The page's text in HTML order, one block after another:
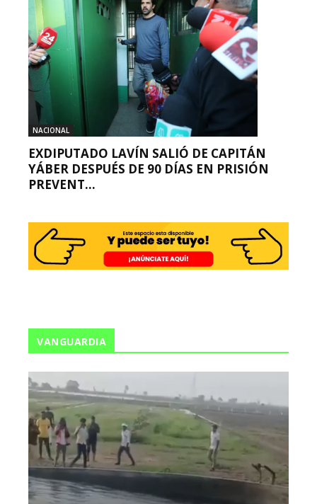
NACIONAL
EXDIPUTADO LAVÍN SALIÓ DE CAPITÁN
YÁBER DESPUÉS DE 90 DÍAS EN PRISIÓN
PREVENT...
VANGUARDIA